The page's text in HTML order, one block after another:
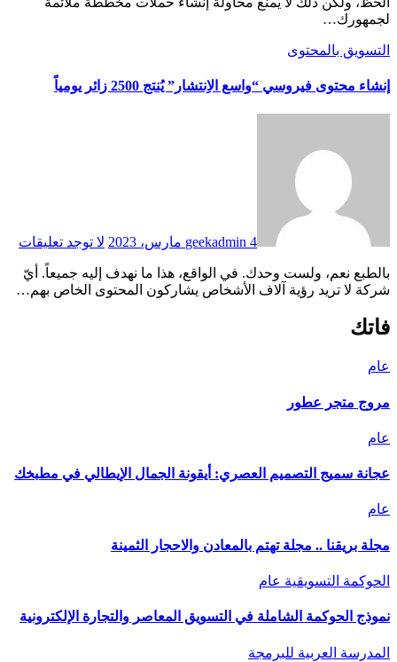
لجمهورك…
التسويق بالمحتوى
إنشاء محتوى فيروسي “واسع الاِنتشار” يُنتج 2500 زائر يومياً
geekadmin 4 مارس، 2023 لا توجد تعليقات
بالطبع نعم، ولست وحدك. في الواقع، هذا ما نهدف إليه جميعاً. أيّ
شركة لا تريد رؤية آلاف الأشخاص يشاركون المحتوى الخاص بهم…
فاتك
عام
مروج متجر عطور
عام
عجانة سميج التصميم العصري: أيقونة الجمال الإيطالي في مطبخك
عام
مجلة بريقنا .. مجلة تهتم بالمعادن والاحجار الثمينة
الحوكمة التسويقية عام
نموذج الحوكمة الشاملة في التسويق المعاصر والتجارة الإلكترونية
المدرسة العربية للبرمجة